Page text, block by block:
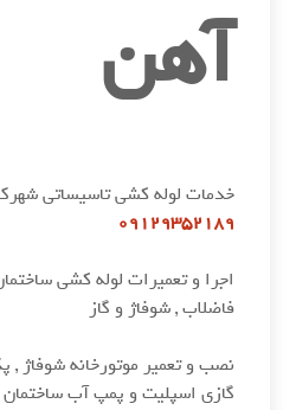
آهن
خدمات لوله کشی تاسیساتی
09129352189
اجرا و تعمیرات لوله کشی
فاضلاب , شوفاژ و گاز
نصب و تعمیر موتورخانه شوفاژ ,
گازی اسپلیت و پمپ آب ساختمان